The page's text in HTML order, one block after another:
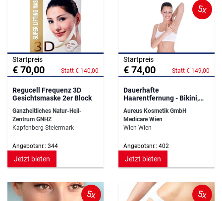
Startpreis
€ 70,00 Statt € 140,00
Regucell Frequenz 3D
Gesichtsmaske 2er Block
Ganzheitliches Natur-Heil-
Zentrum GNHZ
Kapfenberg Steiermark
Angebotsnr.: 344
Jetzt bieten
5x
Startpreis
€ 74,00 Statt € 149,00
Dauerhafte
Haarentfernung - Bikini,
Intim und Achseln
Aureus Kosmetik GmbH
Medicare Wien
Wien Wien
Angebotsnr.: 402
Jetzt bieten
5x 5x